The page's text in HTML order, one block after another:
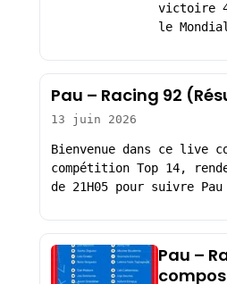
victoire
le
Pau – Racing 92
13 juin 2026
Bienvenue dans ce live
compétition Top 14,
de 21H05 pour suivre Pau
Pau –